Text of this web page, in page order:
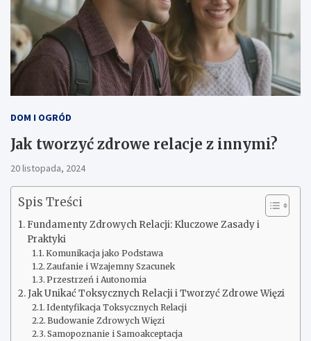
DOM I OGRÓD
Jak tworzyć zdrowe relacje z innymi?
20 listopada, 2024
Spis Treści
Fundamenty Zdrowych Relacji: Kluczowe Zasady i
Praktyki
Komunikacja jako Podstawa
Zaufanie i Wzajemny Szacunek
Przestrzeń i Autonomia
Jak Unikać Toksycznych Relacji i Tworzyć Zdrowe Więzi
Identyfikacja Toksycznych Relacji
Budowanie Zdrowych Więzi
Samopoznanie i Samoakceptacja